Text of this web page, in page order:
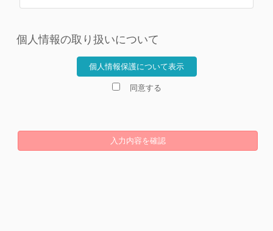
個人情報の取り扱いについて
個人情報保護について表示
同意する
入力内容を確認